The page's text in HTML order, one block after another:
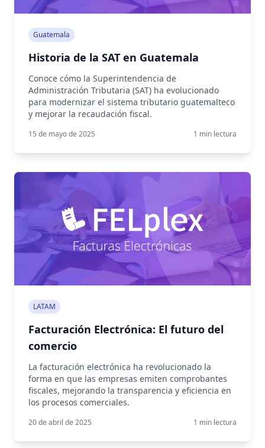
Guatemala
Historia de la SAT en Guatemala
Conoce cómo la Superintendencia de
Administración Tributaria (SAT) ha evolucionado
para modernizar el sistema tributario guatemalteco
y mejorar la recaudación fiscal.
15 de mayo de 2025 1 min lectura
LATAM
Facturación Electrónica: El futuro del
comercio
La facturación electrónica ha revolucionado la
forma en que las empresas emiten comprobantes
fiscales, mejorando la transparencia y eficiencia en
los procesos comerciales.
20 de abril de 2025 1 min lectura